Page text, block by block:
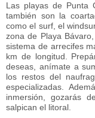
Las playas de Punta
también son la
como el surf, el
zona de Playa
sistema de arrecifes
km de longitud.
deseas, anímate a
los restos del
especializadas.
inmersión, gozarás
salpican el litoral.